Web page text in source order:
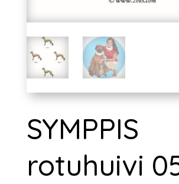
SYMPPIS
rotuhuivi